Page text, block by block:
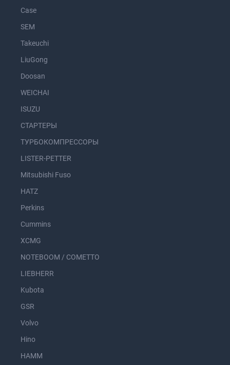
Case
SEM
Takeuchi
LiuGong
Doosan
WEICHAI
ISUZU
СТАРТЕРЫ
ТУРБОКОМПРЕССОРЫ
LISTER-PETTER
Mitsubishi Fuso
HATZ
Perkins
Cummins
XCMG
NOTEBOOM / COMETTO
LIEBHERR
Kubota
GSR
Volvo
Hino
HAMM